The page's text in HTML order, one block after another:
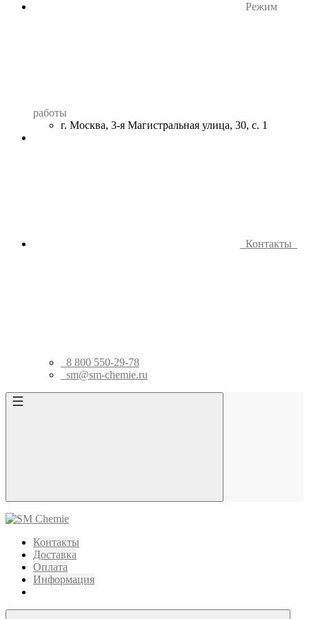
Режим
работы
г. Москва, 3-я Магистральная улица, 30, с. 1
Контакты
8 800 550-29-78
sm@sm-chemie.ru
Контакты
Доставка
Оплата
Информация